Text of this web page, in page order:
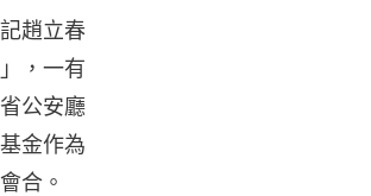
趙立春
，一有
公安廳
金作為
合。